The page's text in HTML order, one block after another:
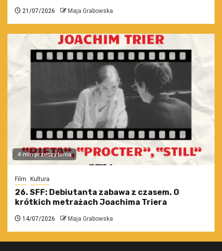
21/07/2026 Maja Grabowska
4 min przeczytania
Film Kultura
26. SFF: Debiutanta zabawa z czasem. O
krótkich metrażach Joachima Triera
14/07/2026 Maja Grabowska